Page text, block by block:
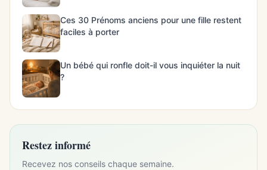
Ces 30 Prénoms anciens pour une fille restent
faciles à porter
Un bébé qui ronfle doit-il vous inquiéter la nuit
?
Restez informé
Recevez nos conseils chaque semaine.